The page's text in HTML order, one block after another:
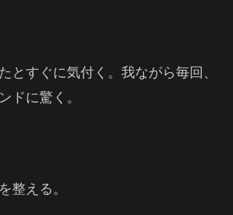
とすぐに気付く。我ながら毎回、
ドに驚く。
整える。